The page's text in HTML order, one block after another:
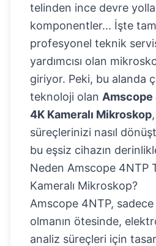
telinden ince devre
komponentler... İşte
profesyonel teknik
yardımcısı olan
giriyor. Peki, bu alanda
teknoloji olan Amscope
4K Kameralı Mikroskop
süreçlerinizi nasıl
bu eşsiz cihazın
Neden Amscope 4NTP
Kameralı Mikroskop?
Amscope 4NTP,
olmanın ötesinde,
analiz süreçleri için